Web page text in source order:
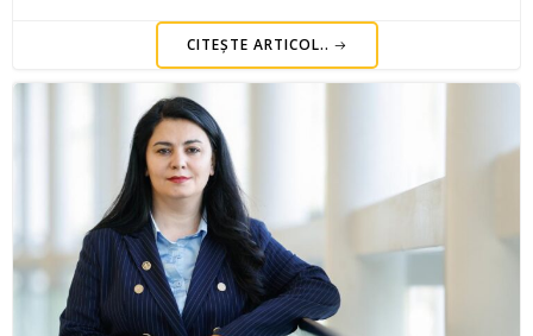
CITEȘTE ARTICOL..